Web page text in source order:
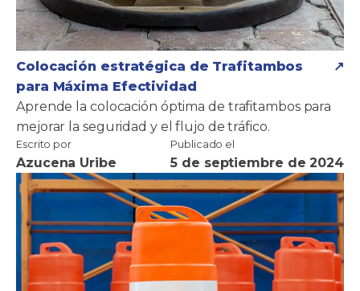
Colocación estratégica de Trafitambos
para Máxima Efectividad
Aprende la colocación óptima de trafitambos para
mejorar la seguridad y el flujo de tráfico.
Escrito por
Azucena Uribe
Publicado el
5 de septiembre de 2024